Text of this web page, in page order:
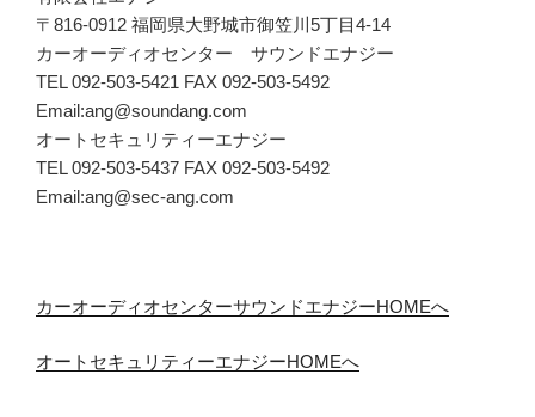
〒816-0912 福岡県大野城市御笠川5丁目4-14
カーオーディオセンター サウンドエナジー
TEL 092-503-5421 FAX 092-503-5492
Email:ang@soundang.com
オートセキュリティーエナジー
TEL 092-503-5437 FAX 092-503-5492
Email:ang@sec-ang.com
カーオーディオセンターサウンドエナジーHOMEへ
オートセキュリティーエナジーHOMEへ